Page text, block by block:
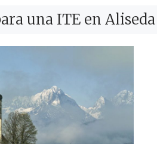
una ITE en Aliseda